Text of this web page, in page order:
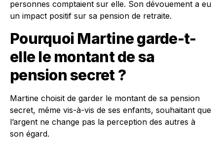
personnes comptaient sur elle. Son dévouement a eu
un impact positif sur sa pension de retraite.
Pourquoi Martine garde-t-
elle le montant de sa
pension secret ?
Martine choisit de garder le montant de sa pension
secret, même vis-à-vis de ses enfants, souhaitant que
l’argent ne change pas la perception des autres à
son égard.